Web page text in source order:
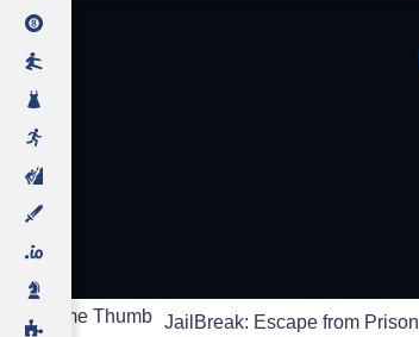
JailBreak: Escape from Prison